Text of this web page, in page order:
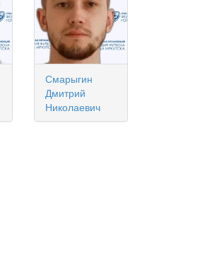
Смарыгин
Дмитрий
Николаевич